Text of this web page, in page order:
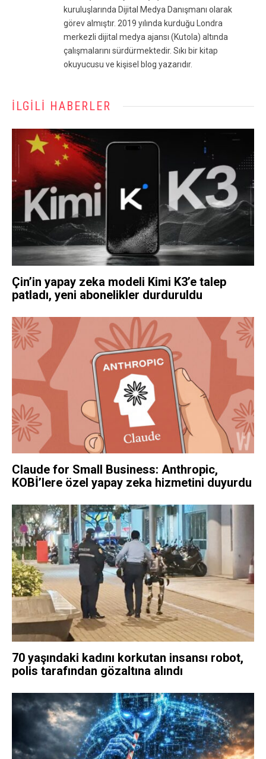
kuruluşlarında Dijital Medya Danışmanı olarak
görev almıştır. 2019 yılında kurduğu Londra
merkezli dijital medya ajansı (Kutola) altında
çalışmalarını sürdürmektedir. Sıkı bir kitap
okuyucusu ve kişisel blog yazarıdır.
İLGILI HABERLER
Çin’in yapay zeka modeli Kimi K3’e talep
patladı, yeni abonelikler durduruldu
Claude for Small Business: Anthropic,
KOBİ’lere özel yapay zeka hizmetini duyurdu
70 yaşındaki kadını korkutan insansı robot,
polis tarafından gözaltına alındı